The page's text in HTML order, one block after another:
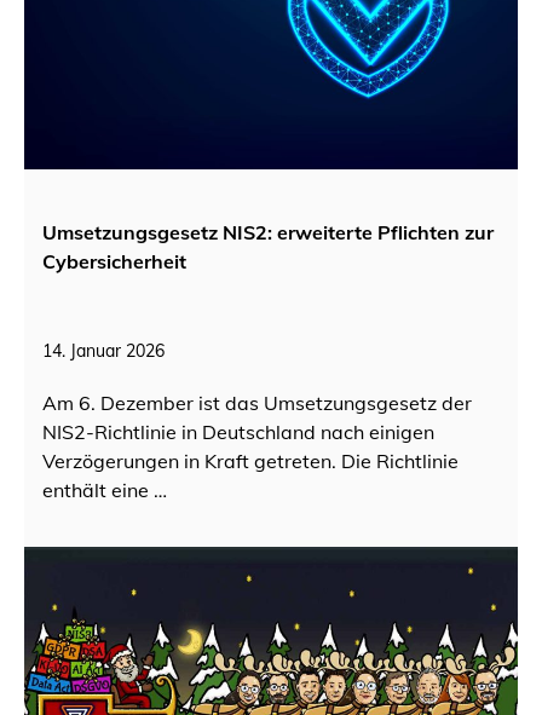
Umsetzungsgesetz NIS2: erweiterte Pflichten zur
Cybersicherheit
14. Januar 2026
Am 6. Dezember ist das Umsetzungsgesetz der
NIS2-Richtlinie in Deutschland nach einigen
Verzögerungen in Kraft getreten. Die Richtlinie
enthält eine …